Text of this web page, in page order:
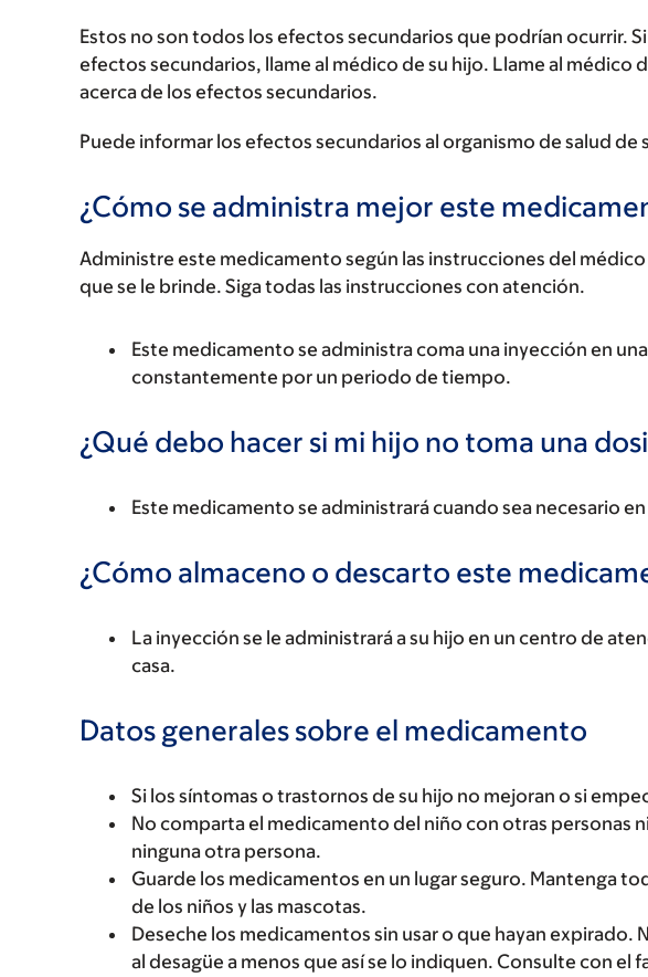
Estos no son todos los efectos secundarios que podrían ocurrir.
efectos secundarios, llame al médico de su hijo. Llame al médico
acerca de los efectos secundarios.
Puede informar los efectos secundarios al organismo de salud de
¿Cómo se administra mejor este
Administre este medicamento según las instrucciones del
que se le brinde. Siga todas las instrucciones con atención.
Este medicamento se administra coma una inyección en
constantemente por un periodo de tiempo.
¿Qué debo hacer si mi hijo no toma una
Este medicamento se administrará cuando sea necesario
¿Cómo almaceno o descarto este
La inyección se le administrará a su hijo en un centro de
casa.
Datos generales sobre el medicamento
Si los síntomas o trastornos de su hijo no mejoran o si
No comparta el medicamento del niño con otras personas
ninguna otra persona.
Guarde los medicamentos en un lugar seguro. Mantenga
de los niños y las mascotas.
Deseche los medicamentos sin usar o que hayan expirado.
al desagüe a menos que así se lo indiquen. Consulte con el